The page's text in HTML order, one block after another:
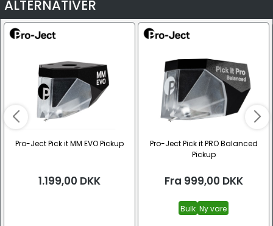
ALTERNATIVER
Pro-Ject Pick it MM EVO Pickup
1.199,00 DKK
Pro-Ject Pick it PRO Balanced
Pickup
Fra 999,00 DKK
Bulk Ny vare